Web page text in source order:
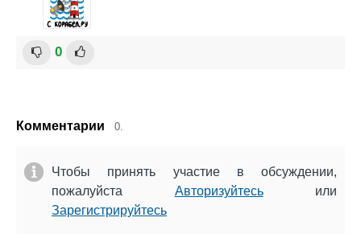
0
Комментарии 0.
Чтобы принять участие в обсуждении,
пожалуйста Авторизуйтесьили
Зарегистрируйтесь